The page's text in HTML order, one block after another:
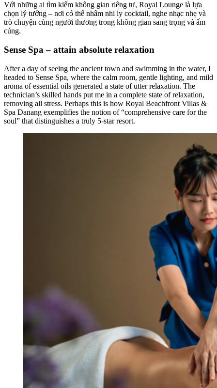
Với những ai tìm kiếm không gian riêng tư, Royal Lounge là lựa
chọn lý tưởng – nơi có thể nhâm nhi ly cocktail, nghe nhạc nhẹ và
trò chuyện cùng người thương trong không gian sang trọng và ấm
cúng.
Sense Spa – attain absolute relaxation
After a day of seeing the ancient town and swimming in the water, I
headed to Sense Spa, where the calm room, gentle lighting, and mild
aroma of essential oils generated a state of utter relaxation. The
technician’s skilled hands put me in a complete state of relaxation,
removing all stress. Perhaps this is how Royal Beachfront Villas &
Spa Danang exemplifies the notion of “comprehensive care for the
soul” that distinguishes a truly 5-star resort.